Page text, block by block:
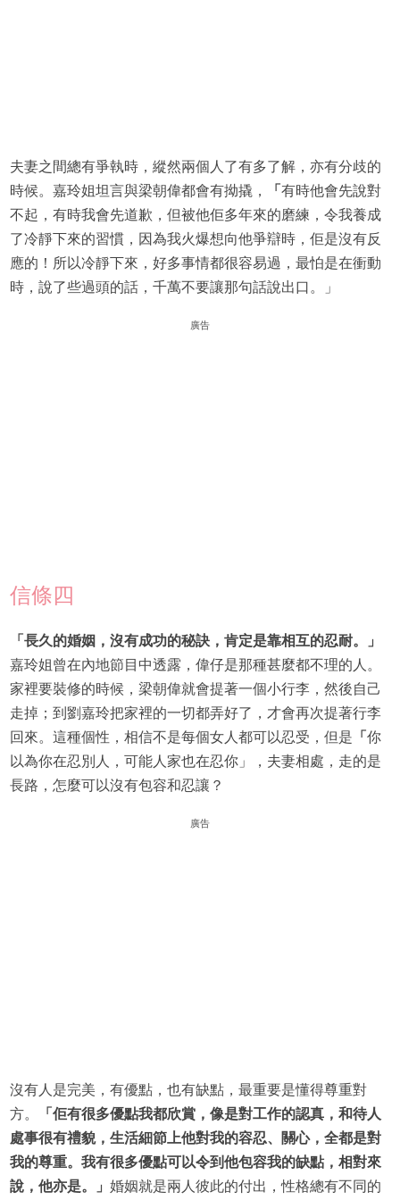
夫妻之間總有爭執時，縱然兩個人了有多了解，亦有分歧的
時候。嘉玲姐坦言與梁朝偉都會有拗撬，
「 有時他會先說對
不起，有時我會先道歉，但被他佢多年來的磨練，令我養成
了冷靜下來的習慣，因為我火爆想向他爭辯時，佢是沒有反
應的！所以冷靜下來，好多事情都很容易過，最怕是在衝動
時，說了些過頭的話，千萬不要讓那句話說出口。」
廣告
信條四
「長久的婚姻，沒有成功的秘訣，肯定是靠相互的忍耐。」
嘉玲姐曾在內地節目中透露，偉仔是那種甚麼都不理的人。
家裡要裝修的時候，梁朝偉就會提著一個小行李，然後自己
走掉；到劉嘉玲把家裡的一切都弄好了，才會再次提著行李
回來。這種個性，相信不是每個女人都可以忍受，但是 「 你
以為你在忍別人，可能人家也在忍你」
，夫妻相處，走的是
長路，怎麼可以沒有包容和忍讓？
廣告
沒有人是完美，有優點，也有缺點，最重要是懂得尊重對
方。
「佢有很多優點我都欣賞，像是對工作的認真，和待人
處事很有禮貌，生活細節上他對我的容忍、關心，全都是對
我的尊重。我有很多優點可以令到他包容我的缺點，相對來
說，他亦是。」 婚姻就是兩人彼此的付出，性格總有不同的